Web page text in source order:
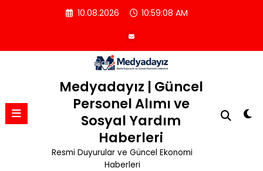
10.08.2026 10:59:08 AM
Medyadayız | Güncel
Personel Alımı ve
Sosyal Yardım
Haberleri
Resmi Duyurular ve Güncel Ekonomi
Haberleri